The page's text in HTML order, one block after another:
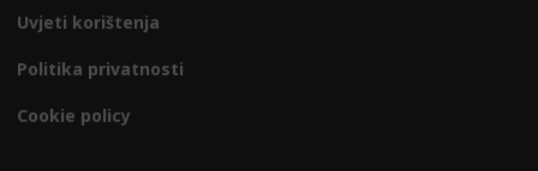
Uvjeti korištenja
Politika privatnosti
Cookie policy